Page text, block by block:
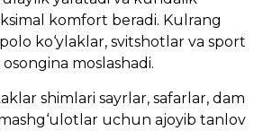
komfort beradi. Kulrang
ko‘ylaklar, svitshotlar va sport
moslashadi.
shimlari sayrlar, safarlar, dam
uchun ajoyib tanlov